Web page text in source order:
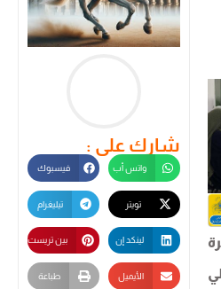
شارك على :
واتس أب فيسبوك
تيليغرام
لينكد إن بين تريست
الأيميل طباعة